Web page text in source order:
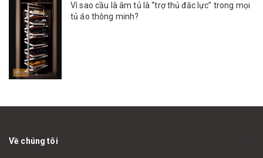
Vì sao cầu là âm tủ là “trợ thủ đắc lực” trong mọi
tủ áo thông minh?
Về chúng tôi